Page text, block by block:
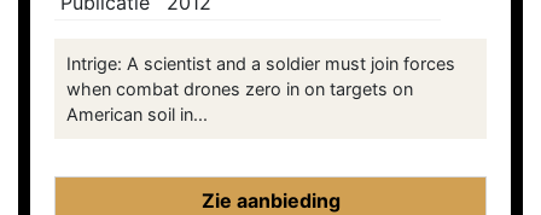
Intrige: A scientist and a soldier must join forces
when combat drones zero in on targets on
American soil in...
Zie aanbieding